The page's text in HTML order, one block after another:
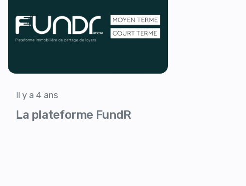
Il y a 4 ans
La plateforme FundR